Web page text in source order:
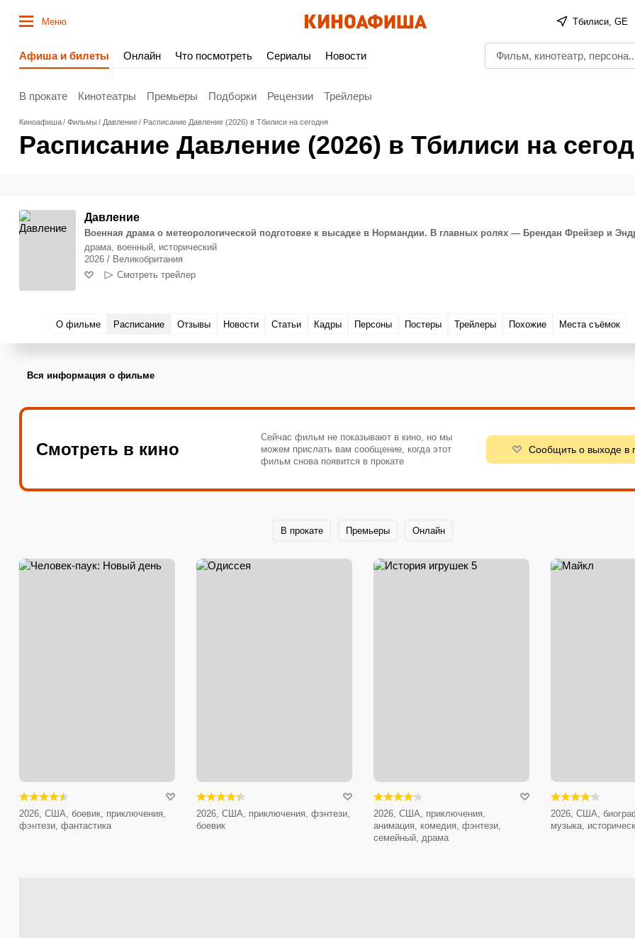
Меню Тбилиси, GE
Афиша и билеты Онлайн Что посмотреть Сериалы Новости
В прокате Кинотеатры Премьеры Подборки Рецензии Трейлеры
Киноафиша Фильмы Давление Расписание Давление (2026) в Тбилиси на сегодня
Расписание Давление (2026) в Тбилиси на
Давление
Военная драма о метеорологической подготовке к высадке в Нормандии. В главных ролях — Брендан Фрейзер и
драма, военный, исторический
2026 / Великобритания
Смотреть трейлер
О фильме Расписание Отзывы Новости Статьи Кадры Персоны Постеры Трейлеры Похожие Места съёмок
Вся информация о фильме
Смотреть в кино
Сейчас фильм не показывают в кино, но мы
можем прислать вам сообщение, когда этот
фильм снова появится в прокате
Сообщить о выходе в
В прокате Премьеры Онлайн
2026, США, боевик, приключения,
фэнтези, фантастика
2026, США, приключения, фэнтези,
боевик
2026, США, приключения,
анимация, комедия, фэнтези,
семейный, драма
2026, США,
музыка,